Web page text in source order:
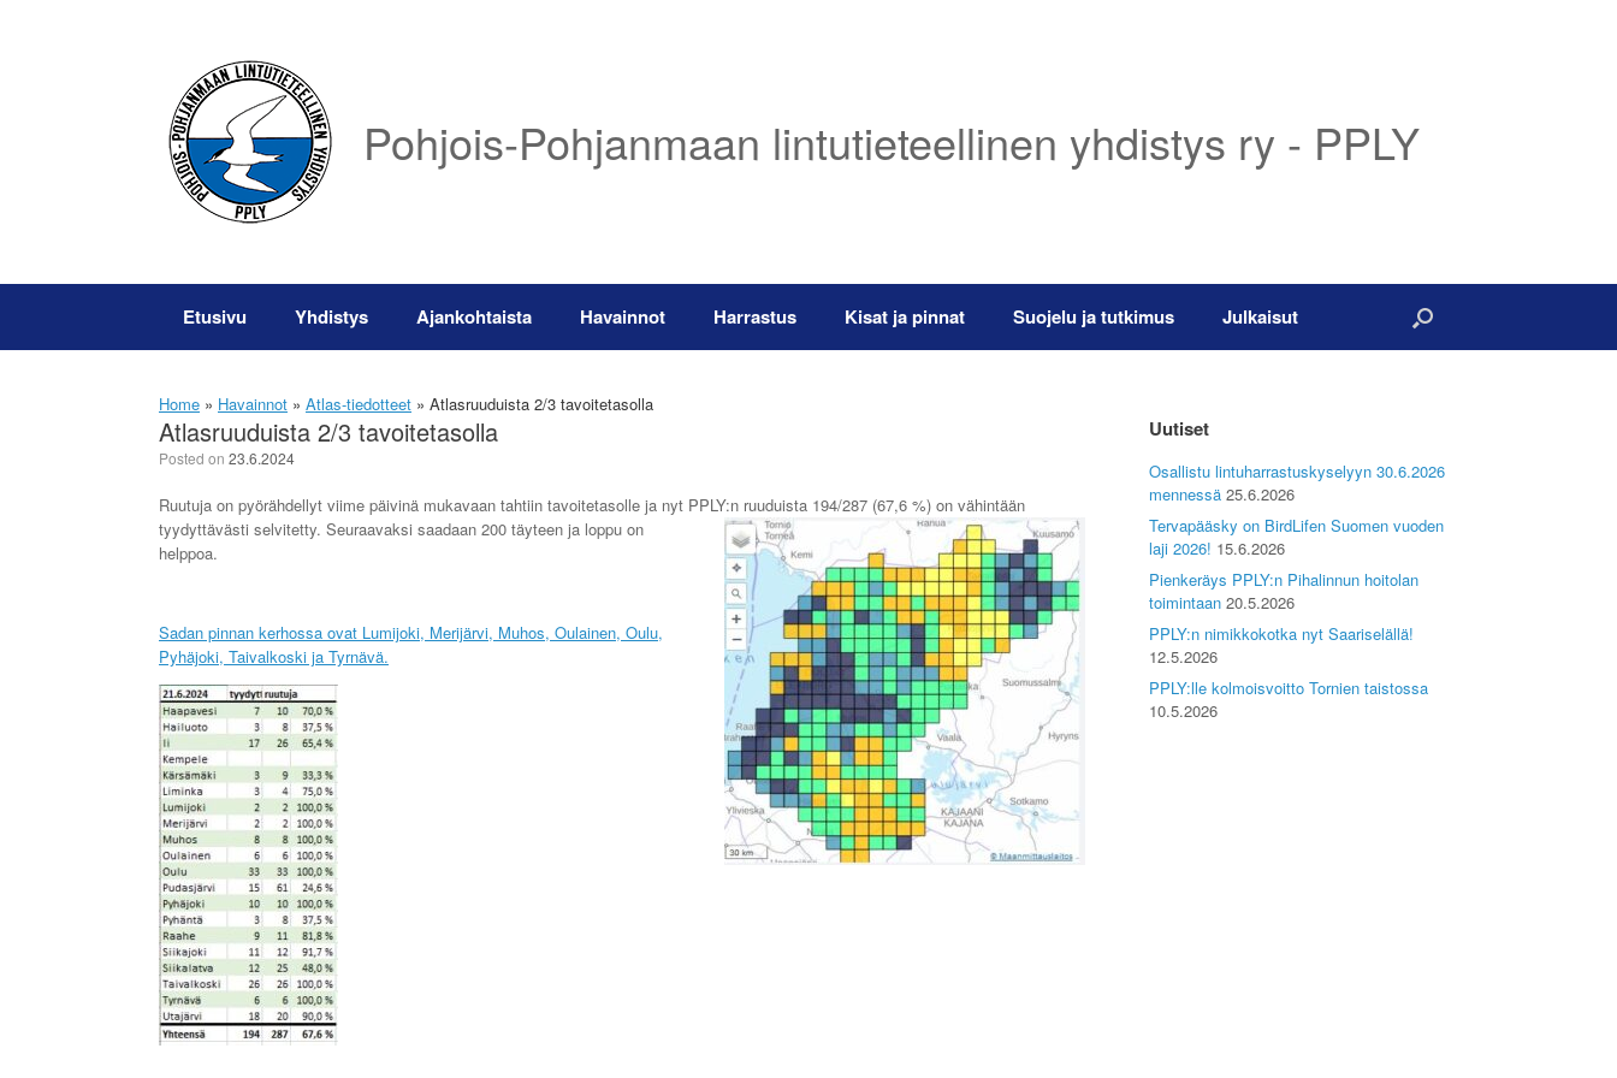
Pohjois-Pohjanmaan lintutieteellinen yhdistys ry - PPLY
Etusivu Yhdistys Ajankohtaista Havainnot Harrastus Kisat ja pinnat Suojelu ja tutkimus Julkaisut
Home » Havainnot » Atlas-tiedotteet » Atlasruuduista 2/3 tavoitetasolla
Atlasruuduista 2/3 tavoitetasolla
Posted on 23.6.2024
Ruutuja on pyörähdellyt viime päivinä mukavaan tahtiin tavoitetasolle ja nyt PPLY:n ruuduista 194/287 (67,6 %) on vähintään
tyydyttävästi selvitetty. Seuraavaksi saadaan 200 täyteen ja loppu on
helppoa.
Sadan pinnan kerhossa ovat Lumijoki, Merijärvi, Muhos, Oulainen, Oulu,
Pyhäjoki, Taivalkoski ja Tyrnävä.
Uutiset
Osallistu lintuharrastuskyselyyn 30.6.2026
mennessä 25.6.2026
Tervapääsky on BirdLifen Suomen vuoden
laji 2026! 15.6.2026
Pienkeräys PPLY:n Pihalinnun hoitolan
toimintaan 20.5.2026
PPLY:n nimikkokotka nyt Saariselällä!
12.5.2026
PPLY:lle kolmoisvoitto Tornien taistossa
10.5.2026